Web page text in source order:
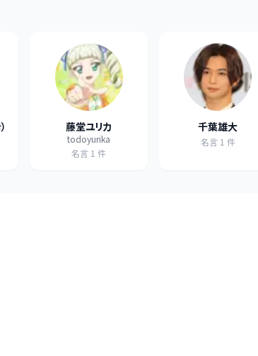
藤堂ユリカ
todoyurika
名言 1 件
千葉雄大
名言 1 件